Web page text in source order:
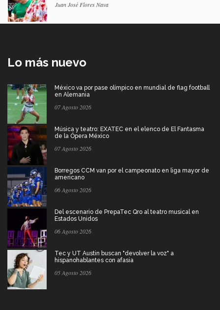
Juan José Flores Nava
Lo más nuevo
México va por pase olímpico en mundial de flag football
en Alemania
07 Agosto 2026
Música y teatro: EXATEC en el elenco de El Fantasma
de la Ópera México
07 Agosto 2026
Borregos CCM van por el campeonato en liga mayor de
americano
06 Agosto 2026
Del escenario de PrepaTec Qro al teatro musical en
Estados Unidos
06 Agosto 2026
Tec y UT Austin buscan "devolver la voz" a
hispanohablantes con afasia
05 Agosto 2026